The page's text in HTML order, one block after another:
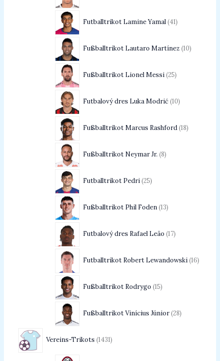
Futballtrikot Lamine Yamal 41
Fußballtrikot Lautaro Martínez 10
Fußballtrikot Lionel Messi 25
Futbalový dres Luka Modrić 10
Fußballtrikot Marcus Rashford 18
Fußballtrikot Neymar Jr. 8
Futballtrikot Pedri 25
Fußballtrikot Phil Foden 13
Futbalový dres Rafael Leão 17
Futballtrikot Robert Lewandowski 16
Fußballtrikot Rodrygo 15
Fußballtrikot Vinícius Júnior 28
Vereins-Trikots 1431